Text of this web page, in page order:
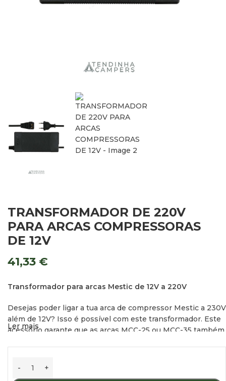
TRANSFORMADOR DE 220V
PARA ARCAS COMPRESSORAS
DE 12V
41,33 €
Transformador para arcas Mestic de 12V a 220V
Desejas poder ligar a tua arca de compressor Mestic a 230V
além de 12V? Isso é possível com este transformador. Este
acessório garante que as arcas MCC-25 ou MCC-35 também
As arcas de compressor Mestic funcionam nativamente a
Ler mais